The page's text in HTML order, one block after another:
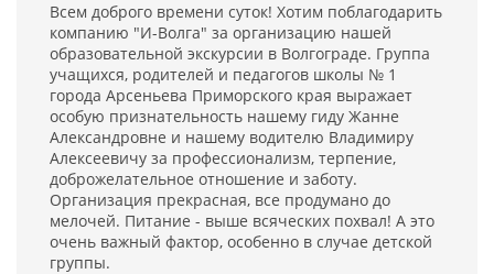
Всем доброго времени суток! Хотим поблагодарить
компанию "И-Волга" за организацию нашей
образовательной экскурсии в Волгограде. Группа
учащихся, родителей и педагогов школы № 1
города Арсеньева Приморского края выражает
особую признательность нашему гиду Жанне
Александровне и нашему водителю Владимиру
Алексеевичу за профессионализм, терпение,
доброжелательное отношение и заботу.
Организация прекрасная, все продумано до
мелочей. Питание - выше всяческих похвал! А это
очень важный фактор, особенно в случае детской
группы.